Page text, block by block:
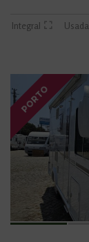
Integral Usada
PORTO